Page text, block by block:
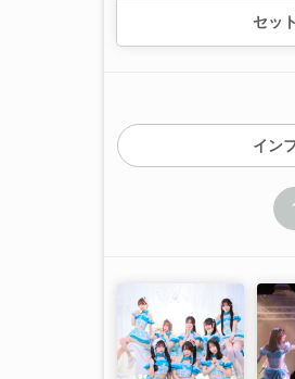
01.「GIMME!! GIMME!!」
02.「PROTOSTAR」
05.「好きだよ
06.「どんな未来でも
07.「キミラシクアレ
08.「Run to the STAR
セッ
イン